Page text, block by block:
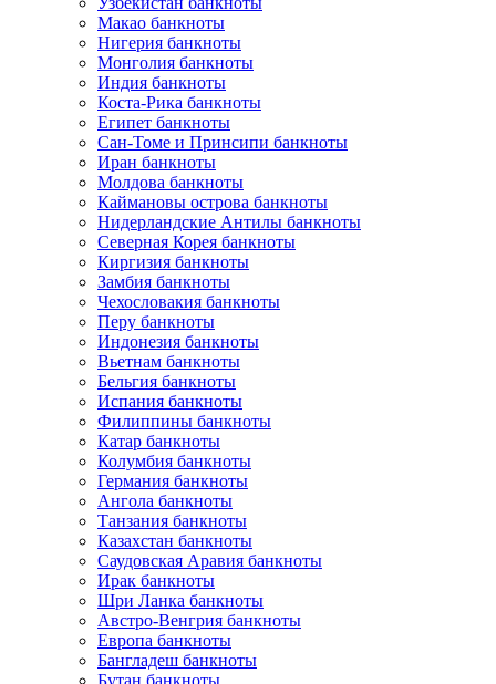
Макао банкноты
Нигерия банкноты
Монголия банкноты
Индия банкноты
Коста-Рика банкноты
Египет банкноты
Сан-Томе и Принсипи банкноты
Иран банкноты
Молдова банкноты
Каймановы острова банкноты
Нидерландские Антилы банкноты
Северная Корея банкноты
Киргизия банкноты
Замбия банкноты
Чехословакия банкноты
Перу банкноты
Индонезия банкноты
Вьетнам банкноты
Бельгия банкноты
Испания банкноты
Филиппины банкноты
Катар банкноты
Колумбия банкноты
Германия банкноты
Ангола банкноты
Танзания банкноты
Казахстан банкноты
Саудовская Аравия банкноты
Ирак банкноты
Шри Ланка банкноты
Австро-Венгрия банкноты
Европа банкноты
Бангладеш банкноты
Бутан банкноты